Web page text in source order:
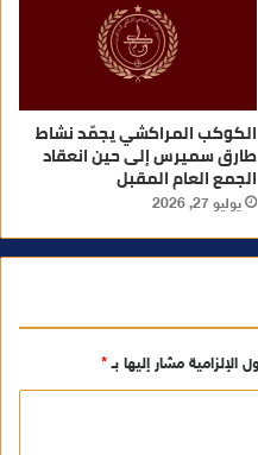
الكوكب المراكشي يجمّد نشاط
طارق سميرس إلى حين انعقاد
الجمع العام المقبل
يوليو 27, 2026
الإلزامية مشار إليها بـ*